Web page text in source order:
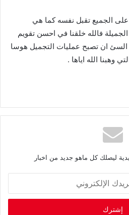
الجميع تقبل نفسه كما هي
فالله خلقنا في احسن تقويم
السئ ان تصبح عمليات التجميل هوسا
وهبنا الله اياها .
ليصلك كل ماهو جديد من اخبار